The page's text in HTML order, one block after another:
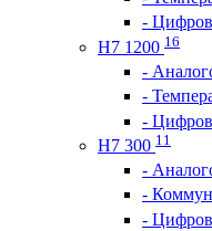
-
H7 1200 16
-
-
-
H7 300 11
-
-
-